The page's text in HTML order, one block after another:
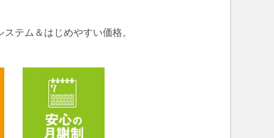
テム＆はじめやすい価格。